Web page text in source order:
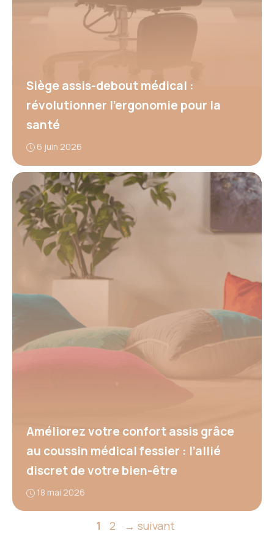
Siège assis-debout médical :
révolutionner l’ergonomie pour la
santé
6 juin 2026
Améliorez votre confort assis grâce
au coussin médical fessier : l’allié
discret de votre bien-être
18 mai 2026
Page
1 Page
2 → suivant